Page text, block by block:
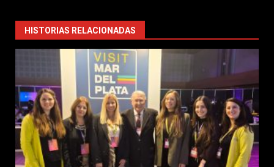
HISTORIAS RELACIONADAS